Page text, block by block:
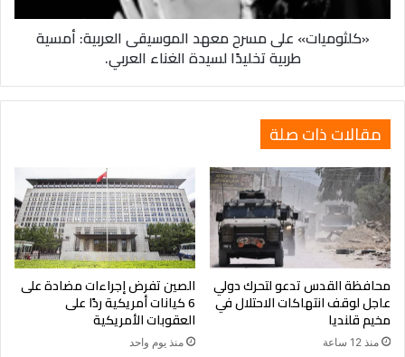
تخليدًا
لسيدة«كلثوميات» على مسرح معهد الموسيقى العربية: أمسية
طربية تخليدًا لسيدة الغناء العربي.
مقالات ذات صلة
محافظة القدس تدعو لتحرك دولي
عاجل لوقف انتهاكات الاحتلال في
مخيم قلنديا
منذ 12 ساعة
الصين تفرض إجراءات مضادة على
6 كيانات أمريكية ردًا على
العقوبات الأمريكية
منذ يوم واحد